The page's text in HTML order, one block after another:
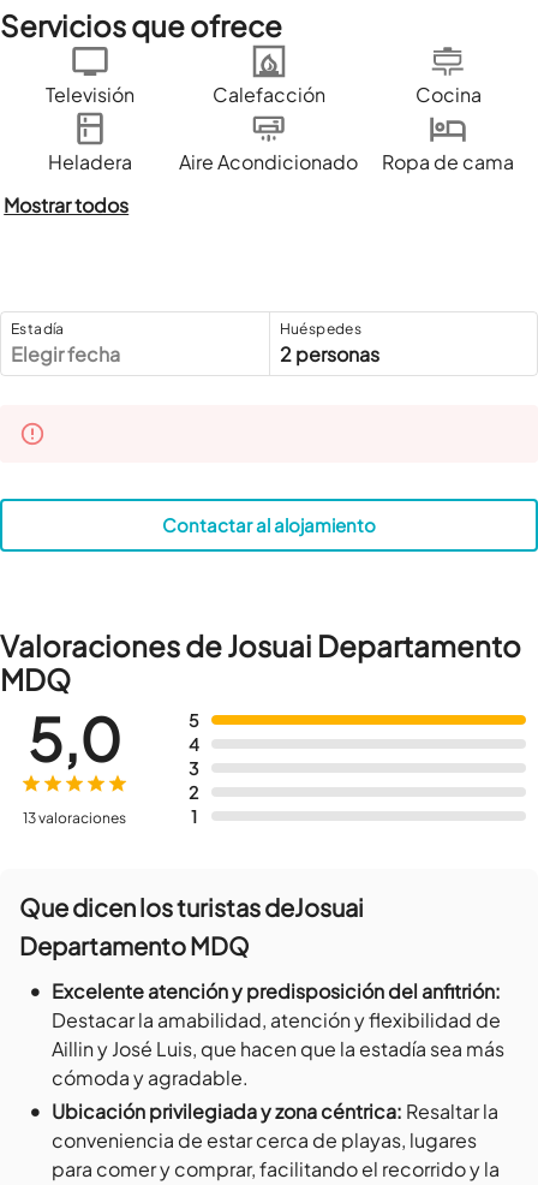
Servicios que ofrece
Televisión Calefacción Cocina
Heladera Aire Acondicionado
Ropa de cama
Mostrar todos
Estadía
Elegir fecha
Huéspedes
2 personas
Contactar al alojamiento
Valoraciones de Josuai Departamento
MDQ
5
4
3
2
1
5,0
13 valoraciones
Que dicen los turistas deJosuai
Departamento MDQ
• Excelente atención y predisposición del anfitrión:
Destacar la amabilidad, atención y flexibilidad de
Aillin y José Luis, que hacen que la estadía sea más
cómoda y agradable.
• Ubicación privilegiada y zona céntrica: Resaltar la
conveniencia de estar cerca de playas, lugares
para comer y comprar, facilitando el recorrido y la